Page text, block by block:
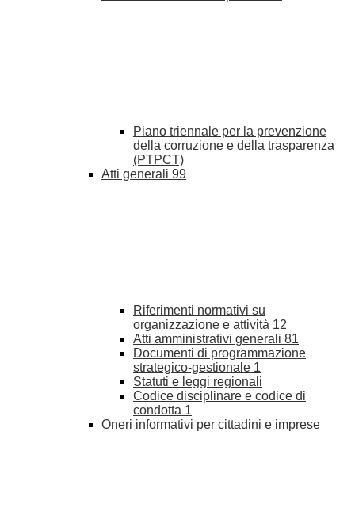
Piano triennale per la prevenzione
della corruzione e della trasparenza
(PTPCT)
Atti generali 99
Riferimenti normativi su
organizzazione e attività 12
Atti amministrativi generali 81
Documenti di programmazione
strategico-gestionale 1
Statuti e leggi regionali
Codice disciplinare e codice di
condotta 1
Oneri informativi per cittadini e imprese